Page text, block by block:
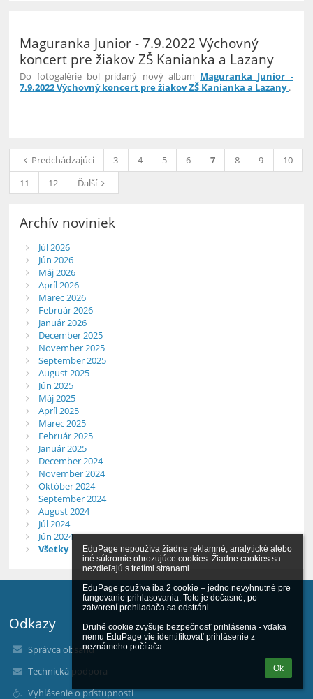
EduPage nepoužíva žiadne reklamné, analytické alebo
iné súkromie ohrozujúce cookies. Žiadne cookies sa
nezdieľajú s tretími stranami.
EduPage používa iba 2 cookie – jedno nevyhnutné pre
fungovanie prihlasovania. Toto je dočasné, po
zatvorení prehliadača sa odstráni.
Druhé cookie zvyšuje bezpečnosť prihlásenia - vďaka
nemu EduPage vie identifikovať prihlásenie z
neznámeho počítača.
Ok
Maguranka Junior - 7.9.2022 Výchovný
koncert pre žiakov ZŠ Kanianka a Lazany
Do fotogalérie bol pridaný nový album Maguranka Junior -
7.9.2022 Výchovný koncert pre žiakov ZŠ Kanianka a Lazany.
Predchádzajúci 3 4 5 6 7 8 9
10
11
12 Ďalší
Archív noviniek
Júl 2026
Jún 2026
Máj 2026
Apríl 2026
Marec 2026
Február 2026
Január 2026
December 2025
November 2025
September 2025
August 2025
Jún 2025
Máj 2025
Apríl 2025
Marec 2025
Február 2025
Január 2025
December 2024
November 2024
Október 2024
September 2024
August 2024
Júl 2024
Jún 2024
Všetky
Odkazy
Správca obsahu
Technická podpora
Vyhlásenie o prístupnosti